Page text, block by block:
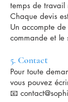
temps de travail
Chaque devis
Un accompte
commande et le
5. Contact
Pour toute
vous pouvez
📧